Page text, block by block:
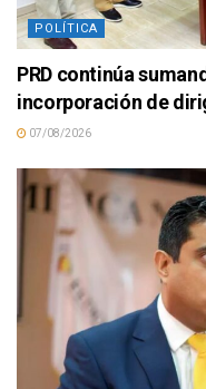
POLÍTICA
PRD continúa
incorporación de
07/08/2026